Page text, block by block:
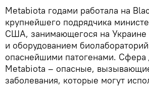
Metabiota годами работала на
крупнейшего подрядчика
США, занимающегося на Украине
и оборудованием
опаснейшими патогенами. Сфера
Metabiota – опасные,
заболевания, которые могут